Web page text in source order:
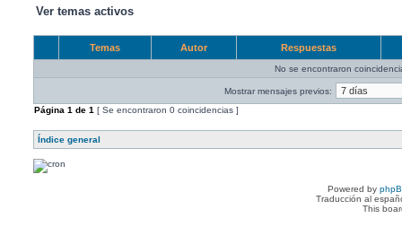
Ver temas activos
Temas Autor Respuestas
No se encontraron
Mostrar mensajes previos:
Página 1 de 1 [ Se encontraron 0 coincidencias ]
Índice general
Powered by
Traducción al
This